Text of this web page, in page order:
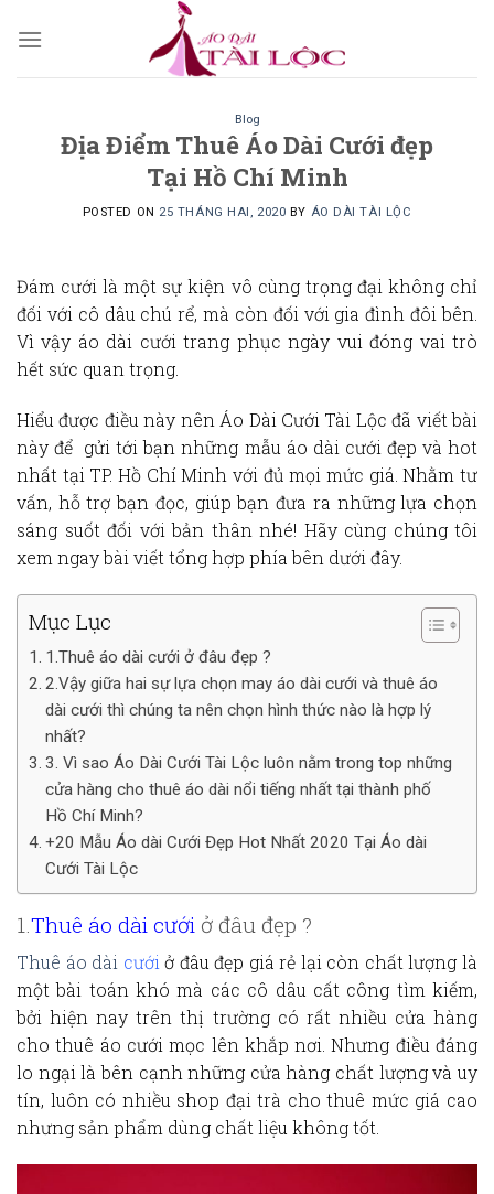
Blog
Địa Điểm Thuê Áo Dài Cưới đẹp
Tại Hồ Chí Minh
POSTED ON 25 THÁNG HAI, 2020 BY ÁO DÀI TÀI LỘC
Đám cưới là một sự kiện vô cùng trọng đại không chỉ
đối với cô dâu chú rể, mà còn đối với gia đình đôi bên.
Vì vậy áo dài cưới trang phục ngày vui đóng vai trò
hết sức quan trọng.
Hiểu được điều này nên Áo Dài Cưới Tài Lộc đã viết bài
này để gửi tới bạn những mẫu áo dài cưới đẹp và hot
nhất tại TP. Hồ Chí Minh với đủ mọi mức giá. Nhằm tư
vấn, hỗ trợ bạn đọc, giúp bạn đưa ra những lựa chọn
sáng suốt đối với bản thân nhé! Hãy cùng chúng tôi
xem ngay bài viết tổng hợp phía bên dưới đây.
Mục Lục
1.Thuê áo dài cưới ở đâu đẹp ?
2.Vậy giữa hai sự lựa chọn may áo dài cưới và thuê áo
dài cưới thì chúng ta nên chọn hình thức nào là hợp lý
nhất?
3. Vì sao Áo Dài Cưới Tài Lộc luôn nằm trong top những
cửa hàng cho thuê áo dài nổi tiếng nhất tại thành phố
Hồ Chí Minh?
+20 Mẫu Áo dài Cưới Đẹp Hot Nhất 2020 Tại Áo dài
Cưới Tài Lộc
1. Thuê áo dài cưới ở đâu đẹp ?
Thuê áo dài cướiở đâu đẹp giá rẻ lại còn chất lượng là
một bài toán khó mà các cô dâu cất công tìm kiếm,
bởi hiện nay trên thị trường có rất nhiều cửa hàng
cho thuê áo cưới mọc lên khắp nơi. Nhưng điều đáng
lo ngại là bên cạnh những cửa hàng chất lượng và uy
tín, luôn có nhiều shop đại trà cho thuê mức giá cao
nhưng sản phẩm dùng chất liệu không tốt.